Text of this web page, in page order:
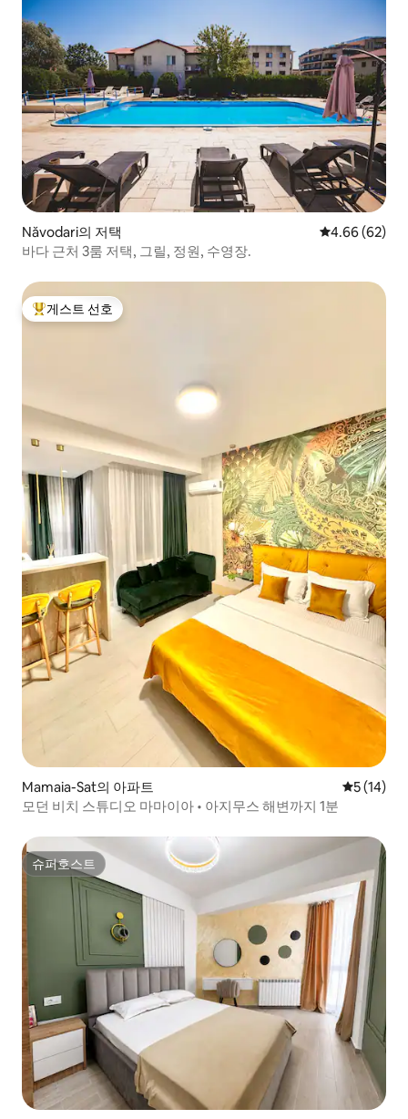
Năvodari의 저택 평점 4.66점(5
4.66 (62)
바다 근처 3룸 저택, 그릴, 정원, 수영장.
상위 게스트 선호
게스트 선호
Mamaia-Sat의 아파트 평점 5점
5 (14)
모던 비치 스튜디오 마마이아 • 아지무스 해변까지 1분
슈퍼호스트
슈퍼호스트